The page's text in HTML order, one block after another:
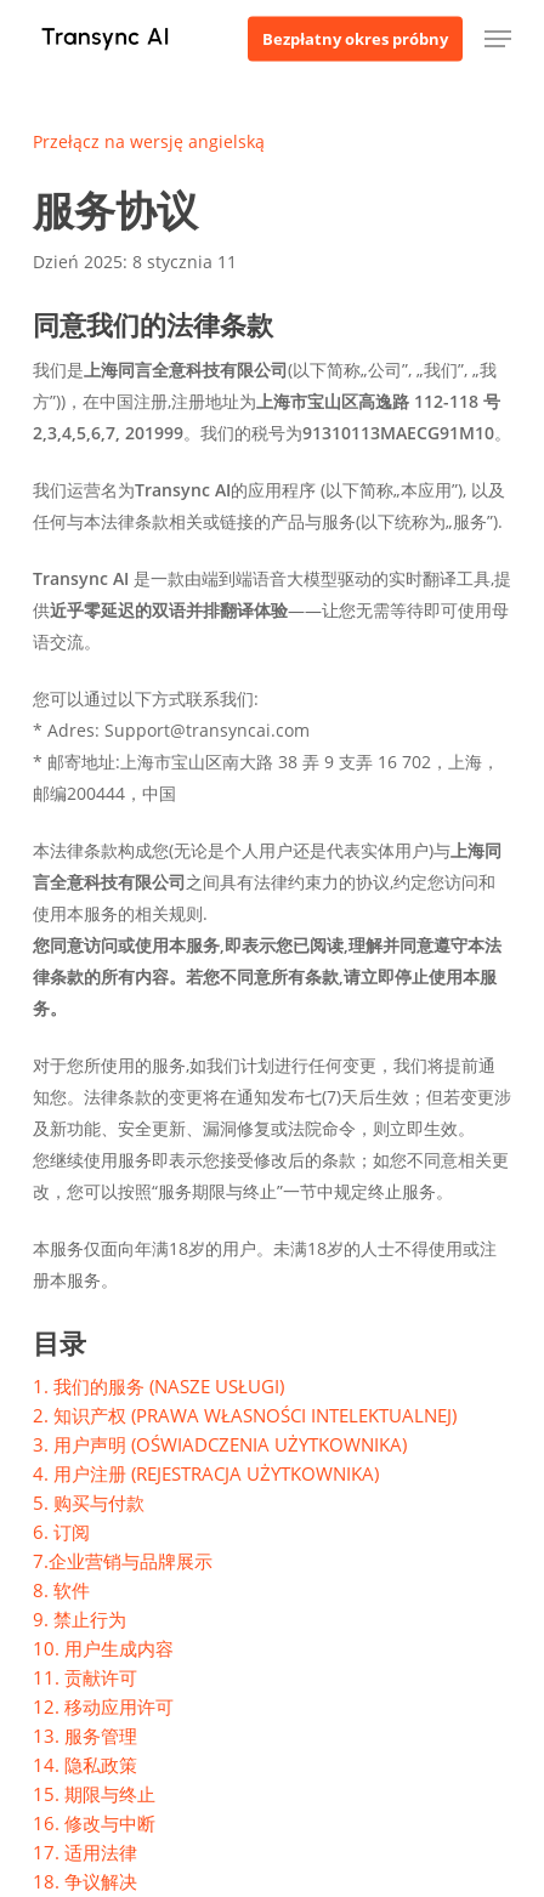
Bezpłatny okres próbny Menu
Przełącz na wersję angielską
服务协议
Dzień 2025: 8 stycznia 11
同意我们的法律条款
我们是上海同言全意科技有限公司(以下简称„公司”, „我们”, „我
方”))，在中国注册,注册地址为上海市宝山区高逸路 112-118 号
2,3,4,5,6,7, 201999。我们的税号为91310113MAECG91M10。
我们运营名为Transync AI的应用程序 (以下简称„本应用”), 以及
任何与本法律条款相关或链接的产品与服务(以下统称为„服务”).
Transync AI 是一款由端到端语音大模型驱动的实时翻译工具,提
供近乎零延迟的双语并排翻译体验——让您无需等待即可使用母
语交流。
您可以通过以下方式联系我们:
* Adres: Support@transyncai.com
* 邮寄地址:上海市宝山区南大路 38 弄 9 支弄 16 702，上海，
邮编200444，中国
本法律条款构成您(无论是个人用户还是代表实体用户)与上海同
言全意科技有限公司之间具有法律约束力的协议,约定您访问和
使用本服务的相关规则.
您同意访问或使用本服务,即表示您已阅读,理解并同意遵守本法
律条款的所有内容。若您不同意所有条款,请立即停止使用本服
务。
对于您所使用的服务,如我们计划进行任何变更，我们将提前通
知您。法律条款的变更将在通知发布七(7)天后生效；但若变更涉
及新功能、安全更新、漏洞修复或法院命令，则立即生效。
您继续使用服务即表示您接受修改后的条款；如您不同意相关更
改，您可以按照“服务期限与终止”一节中规定终止服务。
本服务仅面向年满18岁的用户。未满18岁的人士不得使用或注
册本服务。
目录
1. 我们的服务 (NASZE USŁUGI)
2. 知识产权 (PRAWA WŁASNOŚCI INTELEKTUALNEJ)
3. 用户声明 (OŚWIADCZENIA UŻYTKOWNIKA)
4. 用户注册 (REJESTRACJA UŻYTKOWNIKA)
5. 购买与付款
6. 订阅
7.企业营销与品牌展示
8. 软件
9. 禁止行为
10. 用户生成内容
11. 贡献许可
12. 移动应用许可
13. 服务管理
14. 隐私政策
15. 期限与终止
16. 修改与中断
17. 适用法律
18. 争议解决